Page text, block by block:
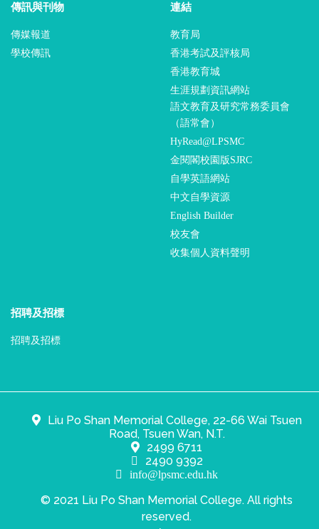
傳訊與刊物
傳媒報道
學校傳訊
連結
教育局
香港考試及評核局
香港教育城
生涯規劃資訊網站
語文教育及研究常務委員會
（語常會）
HyRead@LPSMC
金閱閣校園版SJRC
自學英語網站
中文自學資源
English Builder
校友會
收集個人資料聲明
招聘及招標
招聘及招標
Liu Po Shan Memorial College, 22-66 Wai Tsuen
Road, Tsuen Wan, N.T.
2499 6711
2490 9392
info@lpsmc.edu.hk
© 2021 Liu Po Shan Memorial College. All rights
reserved.